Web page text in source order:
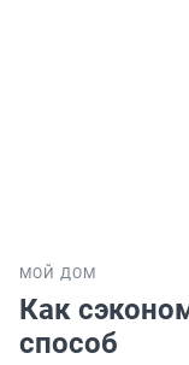
МОЙ ДОМ
Как
способ